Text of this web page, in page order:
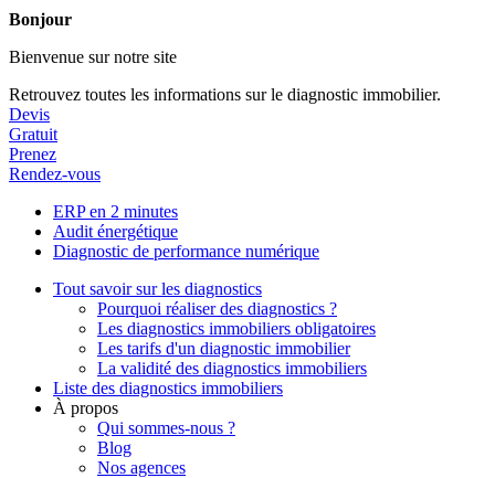
Bonjour
Bienvenue sur notre site
Retrouvez toutes les informations sur le diagnostic immobilier.
Devis
Gratuit
Prenez
Rendez-vous
ERP en 2 minutes
Audit énergétique
Diagnostic de performance numérique
Tout savoir sur les diagnostics
Pourquoi réaliser des diagnostics ?
Les diagnostics immobiliers obligatoires
Les tarifs d'un diagnostic immobilier
La validité des diagnostics immobiliers
Liste des diagnostics immobiliers
À propos
Qui sommes-nous ?
Blog
Nos agences